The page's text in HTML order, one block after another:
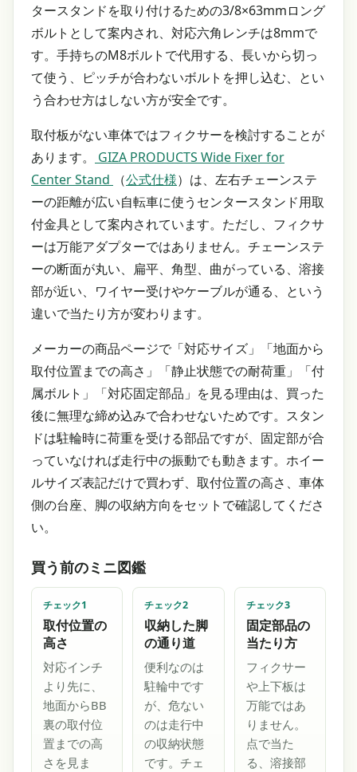
タースタンドを取り付けるための3/8×63mmロング
ボルトとして案内され、対応六角レンチは8mmで
す。手持ちのM8ボルトで代用する、長いから切っ
て使う、ピッチが合わないボルトを押し込む、とい
う合わせ方はしない方が安全です。
取付板がない車体ではフィクサーを検討することが
あります。
GIZA PRODUCTS Wide Fixer for
Center Stand
（公式仕様）は、左右チェーンステ
ーの距離が広い自転車に使うセンタースタンド用取
付金具として案内されています。ただし、フィクサ
ーは万能アダプターではありません。チェーンステ
ーの断面が丸い、扁平、角型、曲がっている、溶接
部が近い、ワイヤー受けやケーブルが通る、という
違いで当たり方が変わります。
メーカーの商品ページで「対応サイズ」「地面から
取付位置までの高さ」「静止状態での耐荷重」「付
属ボルト」「対応固定部品」を見る理由は、買った
後に無理な締め込みで合わせないためです。スタン
ドは駐輪時に荷重を受ける部品ですが、固定部が合
っていなければ走行中の振動でも動きます。ホイー
ルサイズ表記だけで買わず、取付位置の高さ、車体
側の台座、脚の収納方向をセットで確認してくださ
い。
買う前のミニ図鑑
チェック1
取付位置の
高さ
対応インチ
より先に、
地面からBB
裏の取付位
置までの高
さを見ま
チェック2
収納した脚
の通り道
便利なのは
駐輪中です
が、危ない
のは走行中
の収納状態
です。チェ
チェック3
固定部品の
当たり方
フィクサー
や上下板は
万能ではあ
りません。
点で当た
る、溶接部